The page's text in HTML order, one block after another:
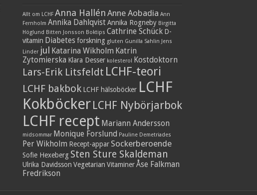
Allt om LCHF Anna Hallén Anne Aobadia Ann
Fernholm Annika DahlqvistAnnika Rogneby Birgitta
Höglund Bitten Jonsson Boktips Cathrine Schück D-
vitamin Diabetes forskning gluten Gunilla Sahlin
Jens
Linder jul Katarina Wikholm Katrin
Zytomierska Klara Desser kolesterol Kostdoktorn
Lars-Erik Litsfeldt LCHF-teori
LCHF bakbok LCHF hälsoböcker LCHF
Kokböcker LCHF Nybörjarbok
LCHF recept Mariann Andersson
midsommar Monique Forslund Pauline Demetriades
Per Wikholm Recept-appar Sockerberoende
Sofie Hexeberg Sten Sture Skaldeman
Ulrika Davidsson Vegetarian VitaminerÅse Falkman
Fredrikson